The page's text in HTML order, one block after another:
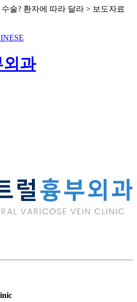
술? 환자에 따라 달라 > 보도자료